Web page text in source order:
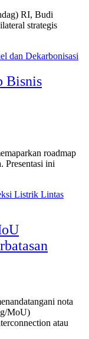
RI, Budi
strategis
Bisnis
roadmap
Presentasi ini
nota
MoU)
atau